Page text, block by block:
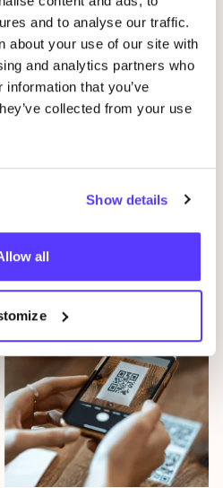
and to analyse our traffic.
about your use of our site with
and analytics partners who
that you’ve
collected from your use
Show details
all